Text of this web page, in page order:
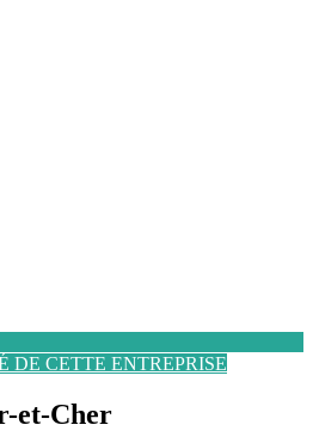
DE CETTE ENTREPRISE
et-Cher